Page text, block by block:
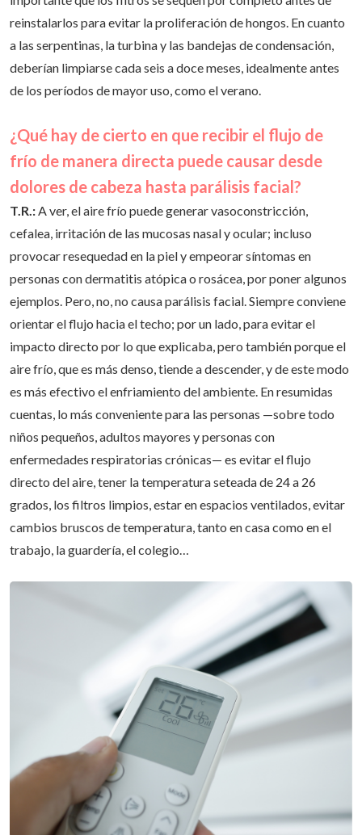
optimiza el consumo energético del equipo. Por cierto: es
importante que los filtros se sequen por completo antes de
reinstalarlos para evitar la proliferación de hongos. En cuanto
a las serpentinas, la turbina y las bandejas de condensación,
deberían limpiarse cada seis a doce meses, idealmente antes
¿Qué hay de cierto en que recibir el flujo de
frío de manera directa puede causar desde
dolores de cabeza hasta parálisis facial?
T.R.:A ver, el aire frío puede generar vasoconstricción,
cefalea, irritación de las mucosas nasal y ocular; incluso
provocar resequedad en la piel y empeorar síntomas en
personas con dermatitis atópica o rosácea, por poner algunos
ejemplos. Pero, no, no causa parálisis facial. Siempre conviene
orientar el flujo hacia el techo; por un lado, para evitar el
impacto directo por lo que explicaba, pero también porque el
aire frío, que es más denso, tiende a descender, y de este modo
es más efectivo el enfriamiento del ambiente. En resumidas
cuentas, lo más conveniente para las personas —sobre todo
niños pequeños, adultos mayores y personas con
enfermedades respiratorias crónicas— es evitar el flujo
directo del aire, tener la temperatura seteada de 24 a 26
grados, los filtros limpios, estar en espacios ventilados, evitar
cambios bruscos de temperatura, tanto en casa como en el
trabajo, la guardería, el colegio…